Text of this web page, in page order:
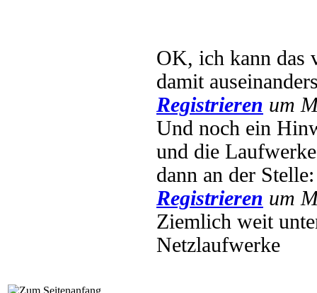
OK, ich kann das
damit
Registrieren um
Und noch ein
und die
dann an der
Registrieren um
Ziemlich weit
Netzlaufwerke